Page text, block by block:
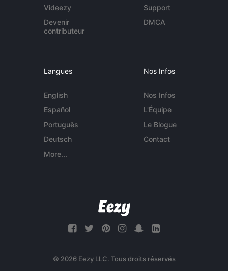
Videezy
Devenir
contributeur
Support
DMCA
Langues
English
Español
Português
Deutsch
More...
Nos Infos
Nos Infos
L'Équipe
Le Blogue
Contact
© 2026 Eezy LLC. Tous droits réservés